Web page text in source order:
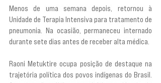
Menos de uma semana depois, retornou à
Unidade de Terapia Intensiva para tratamento de
pneumonia. Na ocasião, permaneceu internado
durante sete dias antes de receber alta médica.
Raoni Metuktire ocupa posição de destaque na
trajetória política dos povos indígenas do Brasil.